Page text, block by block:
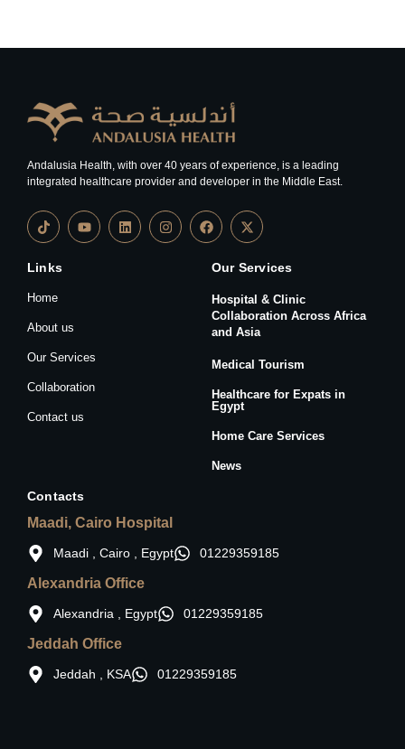
Andalusia Health, with over 40 years of experience, is a leading
integrated healthcare provider and developer in the Middle East.
Links
Home
About us
Our Services
Collaboration
Contact us
Our Services
Hospital & Clinic
Collaboration Across Africa
and Asia
Medical Tourism
Healthcare for Expats in
Egypt
Home Care Services
News
Contacts
Maadi, Cairo Hospital
Maadi , Cairo , Egypt 01229359185
Alexandria Office
Alexandria , Egypt 01229359185
Jeddah Office
Jeddah , KSA 01229359185